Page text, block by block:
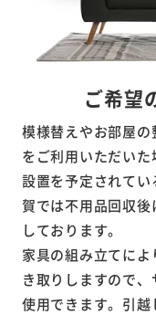
ご希望
模様替えやお部屋
をご利用いただい
設置を予定されて
賀では不用品回収
しております。
家具の組み立てに
き取りしますので
使用できます。引